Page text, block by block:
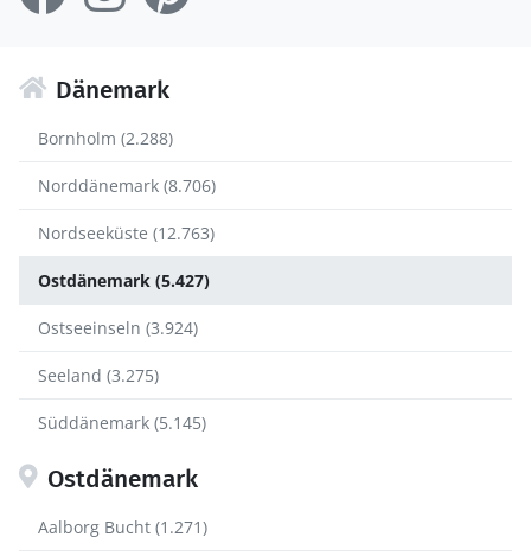
Dänemark
Bornholm (2.288)
Norddänemark (8.706)
Nordseeküste (12.763)
Ostdänemark (5.427)
Ostseeinseln (3.924)
Seeland (3.275)
Süddänemark (5.145)
Ostdänemark
Aalborg Bucht (1.271)